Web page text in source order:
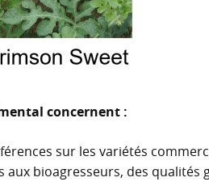
concernent :
sur les variétés
aux bioagresseurs, des qualités